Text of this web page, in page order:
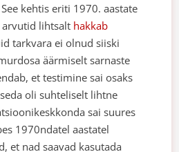
See kehtis eriti 1970. aastate
arvutid lihtsalt hakkab
tarkvara ei olnud siiski
äärmiselt sarnaste
et testimine sai osaks
oli suhteliselt lihtne
sai suures
1970ndatel aastatel
et nad saavad kasutada